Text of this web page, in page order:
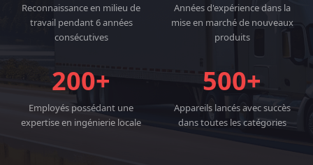
Reconnaissance en milieu de
travail pendant 6 années
consécutives
Années d'expérience dans la
mise en marché de nouveaux
produits
200+
Employés possédant une
expertise en ingénierie locale
500+
Appareils lancés avec succès
dans toutes les catégories